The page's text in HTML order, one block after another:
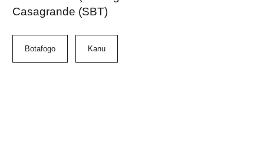
Casagrande (SBT)
Botafogo Kanu